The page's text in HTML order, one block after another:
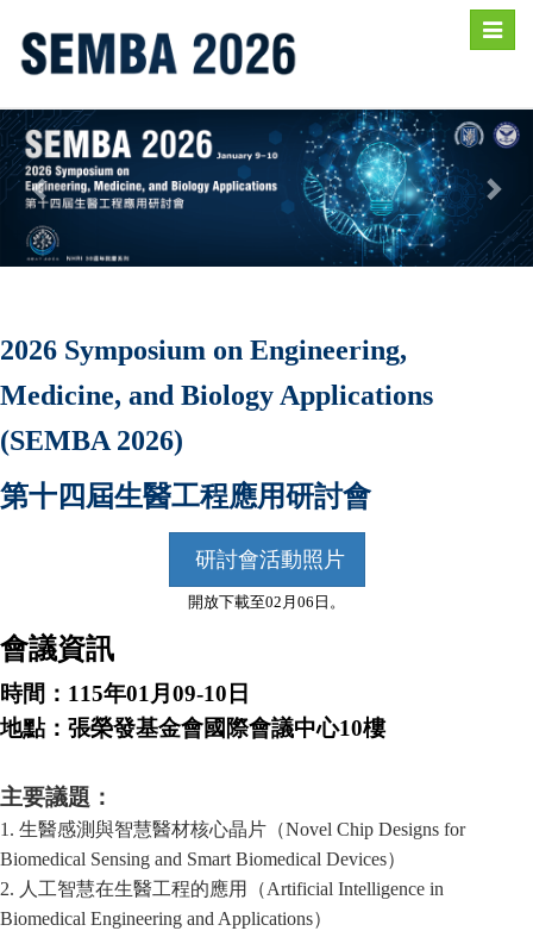
Toggle
2026 Symposium on Engineering,
Medicine, and Biology Applications
(SEMBA 2026)
第十四屆生醫工程應用研討會
研討會活動照片
開放下載至02月06日。
會議資訊
時間：115年01月09-10日
地點：張榮發基金會國際會議中心10樓
主要議題：
1. 生醫感測與智慧醫材核心晶片（Novel Chip Designs for
Biomedical Sensing and Smart Biomedical Devices）
2. 人工智慧在生醫工程的應用（Artificial Intelligence in
Biomedical Engineering and Applications）